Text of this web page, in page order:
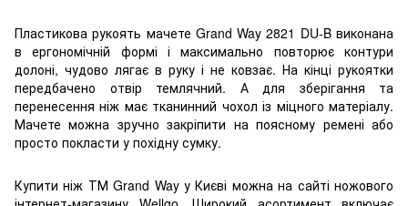
Пластикова рукоять мачете Grand Way 2821 DU-B виконана
в ергономічній формі і максимально повторює контури
долоні, чудово лягає в руку і не ковзає. На кінці рукоятки
передбачено отвір темлячний. А для зберігання та
перенесення ніж має тканинний чохол із міцного матеріалу.
Мачете можна зручно закріпити на поясному ремені або
просто покласти у похідну сумку.
Купити ніж ТМ Grand Way у Києві можна на сайті ножового